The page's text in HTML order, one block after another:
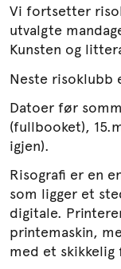
Vi fortsetter
utvalgte
Kunsten og
Neste risoklubb
Datoer før
(fullbooket),
igjen).
Risografi er en
som ligger et
digitale.
printemaskin,
med et